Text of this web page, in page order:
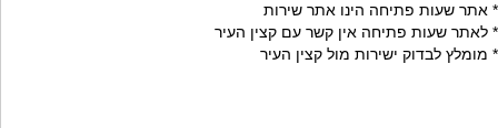
* אתר שעות פתיחה הינו אתר שירות
* לאתר שעות פתיחה אין קשר עם קצין העיר
* מומלץ לבדוק ישירות מול קצין העיר